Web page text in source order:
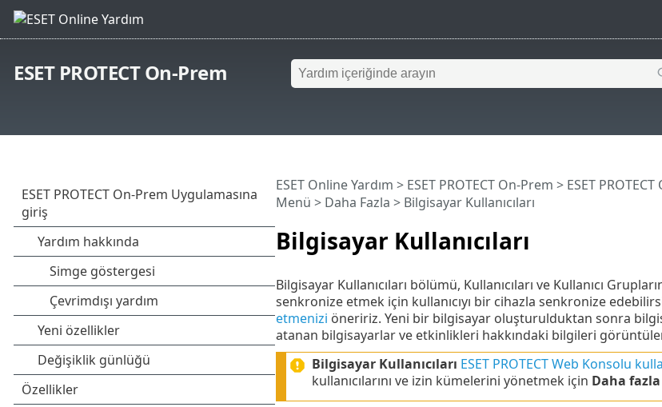
ESET PROTECT On-Prem
Bilgisayar Kullanıcıları
ESET Online Yardım > ESET PROTECT On-Prem > ESET
Menü > Daha Fazla > Bilgisayar Kullanıcıları
Bilgisayar Kullanıcıları bölümü, Kullanıcıları ve Kullanıcı
senkronize etmek için kullanıcıyı bir cihazla senkronize
etmenizi öneririz. Yeni bir bilgisayar oluşturulduktan sonra
atanan bilgisayarlar ve etkinlikleri hakkındaki bilgileri
Bilgisayar Kullanıcıları ESET PROTECT Web Konsolu
kullanıcılarını ve izin kümelerini yönetmek için Daha fazla